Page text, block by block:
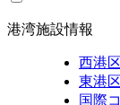
港湾施設情報
西港区
東港区
国際